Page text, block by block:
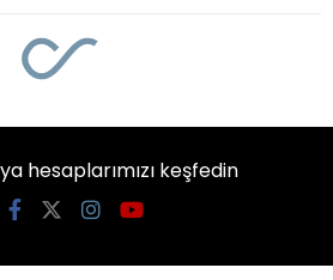
hesaplarımızı keşfedin